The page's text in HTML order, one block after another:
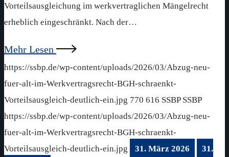
Vorteilsausgleichung im werkvertraglichen Mängelrecht
erheblich eingeschränkt. Nach der…
Mehr Lesen
https://ssbp.de/wp-content/uploads/2026/03/Abzug-neu-
fuer-alt-im-Werkvertragsrecht-BGH-schraenkt-
Vorteilsausgleich-deutlich-ein.jpg 770 616 SSBP SSBP
https://ssbp.de/wp-content/uploads/2026/03/Abzug-neu-
fuer-alt-im-Werkvertragsrecht-BGH-schraenkt-
Vorteilsausgleich-deutlich-ein.jpg
31. März 2026
31.